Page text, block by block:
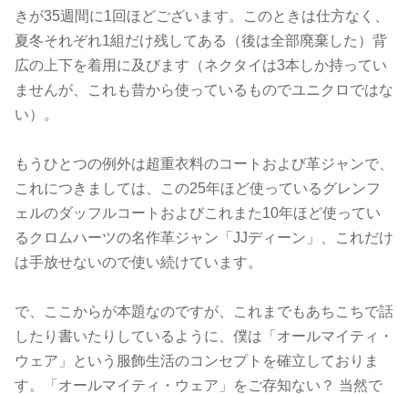
きが35週間に1回ほどございます。このときは仕方なく、
夏冬それぞれ1組だけ残してある（後は全部廃棄した）背
広の上下を着用に及びます（ネクタイは3本しか持ってい
ませんが、これも昔から使っているものでユニクロではな
い）。
もうひとつの例外は超重衣料のコートおよび革ジャンで、
これにつきましては、この25年ほど使っているグレンフ
ェルのダッフルコートおよびこれまた10年ほど使ってい
るクロムハーツの名作革ジャン「JJディーン」、これだけ
は手放せないので使い続けています。
で、ここからが本題なのですが、これまでもあちこちで話
したり書いたりしているように、僕は「オールマイティ・
ウェア」という服飾生活のコンセプトを確立しておりま
す。「オールマイティ・ウェア」をご存知ない？ 当然で